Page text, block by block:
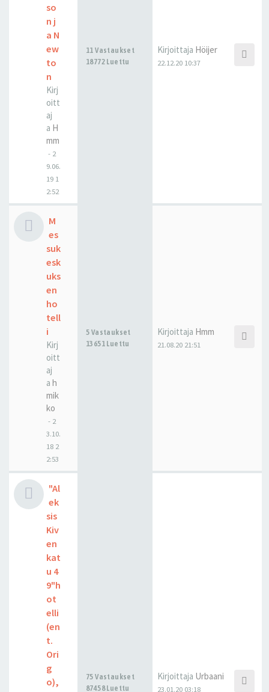
so
n j
a N
ew
to
n
Kirj
oitt
aj
a H
mm
- 2
9.06.
19 1
2:52
11 Vastaukset
18772 Luettu
Kirjoittaja Höijer
22.12.20 10:37
M
es
suk
esk
uks
en
ho
tell
i
Kirj
oitt
aj
a h
mik
ko
- 2
3.10.
18 2
2:53
5 Vastaukset
13651 Luettu
Kirjoittaja Hmm
21.08.20 21:51
"Al
ek
sis
Kiv
en
kat
u 4
9"h
ot
elli
(en
t.
Ori
g
o),
75 Vastaukset
87458 Luettu
Kirjoittaja Urbaani
23.01.20 03:18